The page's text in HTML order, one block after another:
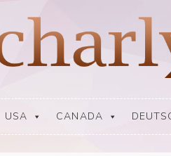
USA CANADA